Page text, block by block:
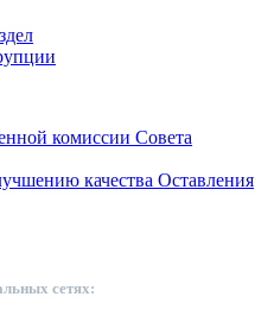
комиссии Совета
качества Оставления
сетях: